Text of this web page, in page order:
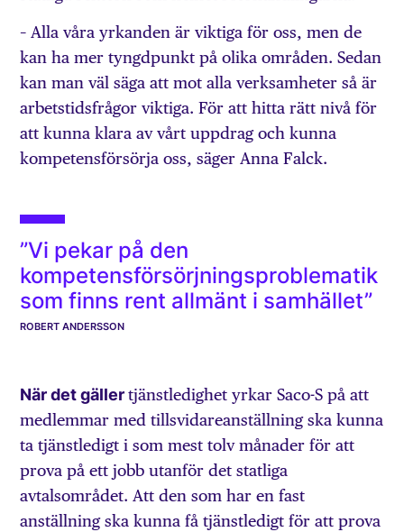
– Alla våra yrkanden är viktiga för oss, men de
kan ha mer tyngdpunkt på olika områden. Sedan
kan man väl säga att mot alla verksamheter så är
arbetstidsfrågor viktiga. För att hitta rätt nivå för
att kunna klara av vårt uppdrag och kunna
kompetensförsörja oss, säger Anna Falck.
”Vi pekar på den
kompetensförsörjningsproblematik
som finns rent allmänt i samhället”
ROBERT ANDERSSON
När det gällertjänstledighet yrkar Saco-S på att
medlemmar med tillsvidareanställning ska kunna
ta tjänstledigt i som mest tolv månader för att
prova på ett jobb utanför det statliga
avtalsområdet. Att den som har en fast
anställning ska kunna få tjänstledigt för att prova